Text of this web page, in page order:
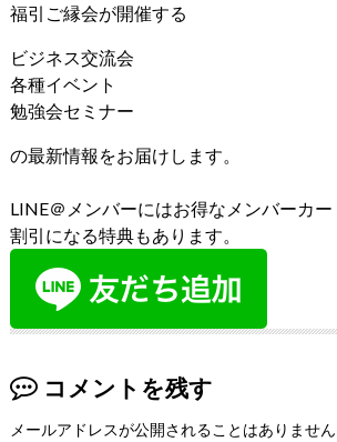
福引ご縁会が開催する
ビジネス交流会
各種イベント
勉強会セミナー
の最新情報をお届けします。
LINE＠メンバーにはお得なメンバーカ
割引になる特典もあります。
コメントを残す
メールアドレスが公開されることはありません